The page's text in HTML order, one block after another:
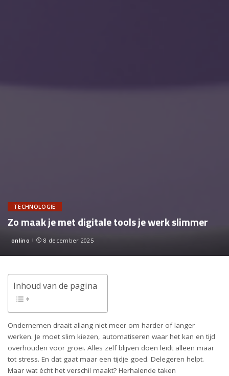
TECHNOLOGIE
Zo maak je met digitale tools je werk slimmer
Posted
onlino 8 december 2025
Inhoud van de pagina
Ondernemen draait allang niet meer om harder of langer
werken. Je moet slim kiezen, automatiseren waar het kan en tijd
overhouden voor groei. Alles zelf blijven doen leidt alleen maar
tot stress. En dat gaat maar een tijdje goed. Delegeren helpt.
Maar wat écht het verschil maakt? Herhalende taken